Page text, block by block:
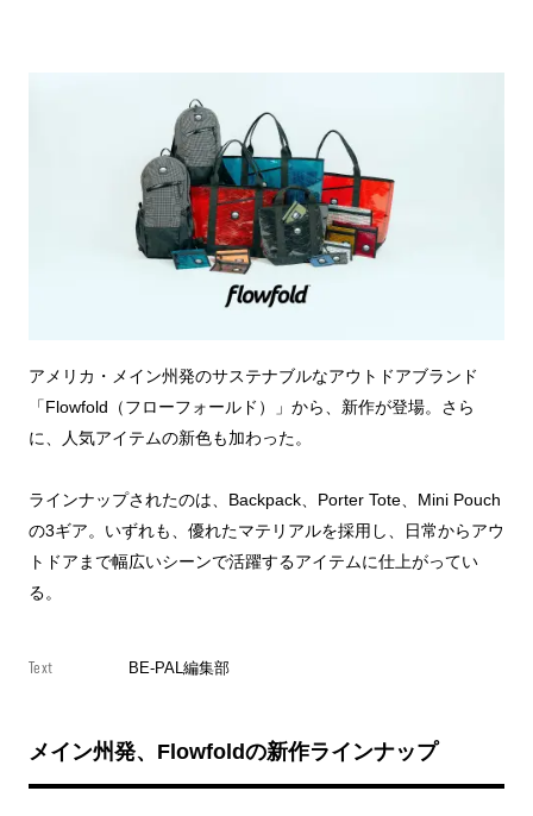
アメリカ・メイン州発のサステナブルなアウトドアブランド
「Flowfold（フローフォールド）」から、新作が登場。さら
に、人気アイテムの新色も加わった。
ラインナップされたのは、Backpack、Porter Tote、Mini Pouch
の3ギア。いずれも、優れたマテリアルを採用し、日常からアウ
トドアまで幅広いシーンで活躍するアイテムに仕上がってい
る。
Text BE-PAL編集部
メイン州発、Flowfoldの新作ラインナップ